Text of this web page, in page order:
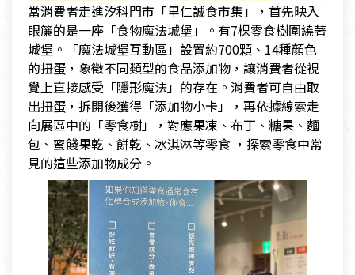
當消費者走進汐科門市「里仁誠食市集」，首先映入
眼簾的是一座「食物魔法城堡」。有7棵零食樹圍繞著
城堡。「魔法城堡互動區」設置約700顆、14種顏色
的扭蛋，象徵不同類型的食品添加物，讓消費者從視
覺上直接感受「隱形魔法」的存在。消費者可自由取
出扭蛋，拆開後獲得「添加物小卡」，再依據線索走
向展區中的「零食樹」，對應果凍、布丁、糖果、麵
包、蜜餞果乾、餅乾、冰淇淋等零食 ，探索零食中常
見的這些添加物成分。